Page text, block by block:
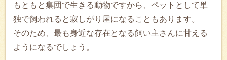
もともと集団で生きる動物ですから、ペットとして単
独で飼われると寂しがり屋になることもあります。
そのため、最も身近な存在となる飼い主さんに甘える
ようになるでしょう。